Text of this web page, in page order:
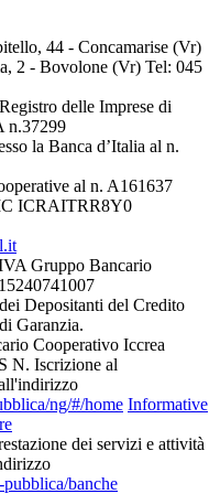
44 - Concamarise (Vr)
2 - Bovolone (Vr) Tel: 045
delle Imprese di
n.37299
la Banca d’Italia al n.
al n. A161637
ICRAITRR8Y0
Gruppo Bancario
Depositanti del Credito
Garanzia.
Cooperativo Iccrea
N. Iscrizione al
ng/#/home Informative
dei servizi e attività
banche